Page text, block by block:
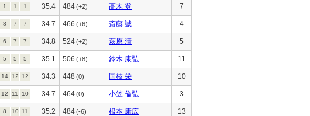
1 1 1 35.4 484(+2) 高木 登 7
8 7 7 34.7 466 (+6) 斎藤 誠 4
6 7 7 34.8 524(+2) 萩原 清 5
5 5 5 35.1 506 (+8) 鈴木 康弘 11
14 12 12 34.3 448 (0) 国枝 栄 10
12 11 10 34.7 464(0) 小笠 倫弘 3
8 10 11 35.2 484(-6) 根本 康広 13